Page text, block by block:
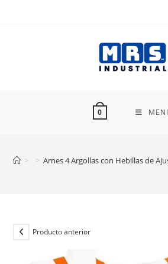
0
> > Arnes 4 Argollas con Hebillas de
Producto anterior